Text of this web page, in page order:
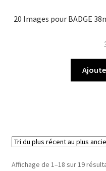
20 Images pour BADGE
Affichage de 1–18 sur 19